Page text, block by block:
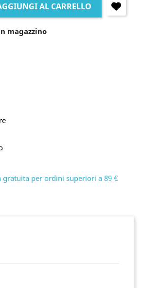
AL CARRELLO
magazzino
gratuita per ordini superiori a 89 €